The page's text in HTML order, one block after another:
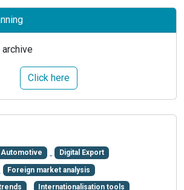
Click here
Automotive Digital Export
Foreign market analysis
Internationalisation tools